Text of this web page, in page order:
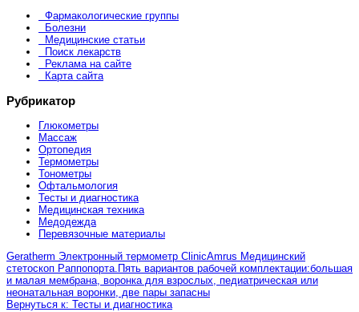
Фармакологические группы
Болезни
Медицинские статьи
Поиск лекарств
Реклама на сайте
Карта сайта
Рубрикатор
Глюкометры
Массаж
Ортопедия
Термометры
Тонометры
Офтальмология
Тесты и диагностика
Медицинская техника
Медодежда
Перевязочные материалы
Geratherm Электронный термометр ClinicAmrus Медицинский
стетоскоп Раппопорта.Пять вариантов рабочей комплектации:большая
и малая мембрана, воронка для взрослых, педиатрическая или
неонатальная воронки, две пары запасны
Вернуться к: Тесты и диагностика